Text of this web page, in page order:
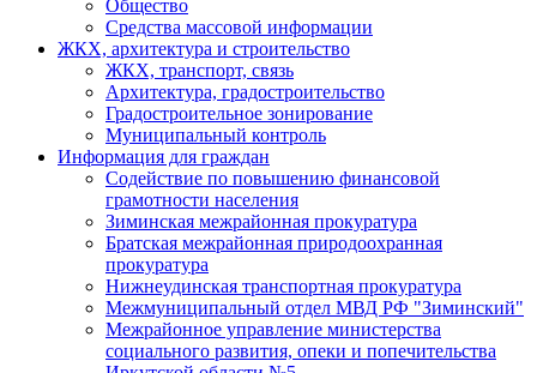
Общество
Средства массовой информации
ЖКХ, архитектура и строительство
ЖКХ, транспорт, связь
Архитектура, градостроительство
Градостроительное зонирование
Муниципальный контроль
Информация для граждан
Содействие по повышению финансовой
грамотности населения
Зиминская межрайонная прокуратура
Братская межрайонная природоохранная
прокуратура
Нижнеудинская транспортная прокуратура
Межмуниципальный отдел МВД РФ "Зиминский"
Межрайонное управление министерства
социального развития, опеки и попечительства